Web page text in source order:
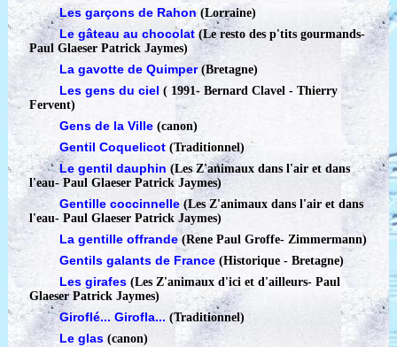
Les garçons de Rahon (Lorraine)
Le gâteau au chocolat (Le resto des p'tits gourmands-
Paul Glaeser Patrick Jaymes)
La gavotte de Quimper(Bretagne)
Les gens du ciel( 1991-Bernard Clavel - Thierry
Fervent)
Gens de la Ville(canon)
Gentil Coquelicot (Traditionnel)
Le gentil dauphin(Les Z'animaux dans l'air et dans
l'eau-Paul Glaeser Patrick Jaymes)
Gentille coccinnelle(Les Z'animaux dans l'air et dans
l'eau-Paul Glaeser Patrick Jaymes)
La gentille offrande (Rene Paul Groffe- Zimmermann)
Gentils galants de France(Historique - Bretagne)
Les girafes (Les Z'animaux d'ici et d'ailleurs-Paul
Glaeser Patrick Jaymes)
Giroflé... Girofla...(Traditionnel)
Le glas(canon)